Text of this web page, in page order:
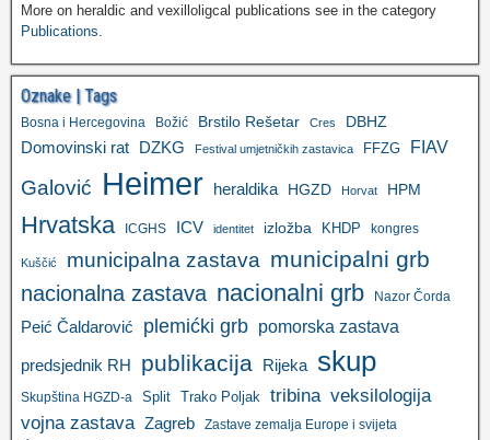
More on heraldic and vexilloligcal publications see in the category
Publications
Oznake | Tags
Bosna i Hercegovina Božić Brstilo Rešetar Cres DBHZ
Domovinski rat DZKG Festival umjetničkih zastavica FFZG FIAV
Galović Heimer heraldika HGZD Horvat HPM
Hrvatska ICGHS ICV identitet izložba KHDP kongres
Kuščić municipalna zastava municipalni grb
nacionalna zastava nacionalni grb Nazor Čorda
Peić Čaldarović plemićki grb pomorska zastava
predsjednik RH publikacija Rijeka skup
Skupština HGZD-a Split Trako Poljak tribina veksilologija
vojna zastava Zagreb Zastave zemalja Europe i svijeta